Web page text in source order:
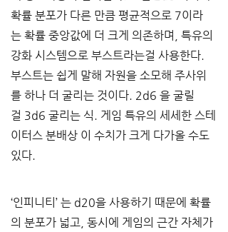
확률 분포가 다른 만큼 평균적으로 7이라
는 확률 중앙값에 더 크게 의존하며
특유의
강화 시스템으로 부스트라는걸 사용한다.
부스트는 쉽게 말해 자원을 소모해 주사위
를 하나 더 굴리는 것이다. 2d6 을 굴릴
걸 3d6 굴리는 식. 게임 특유의 세세한 스테
이터스 분배상 이 수치가 크게 다가올 수도
있다.
‘인피니티 ’ 는 d20을 사용하기 때문에 확률
의 분포가 넓고 동시에 게임의 근간 자체가